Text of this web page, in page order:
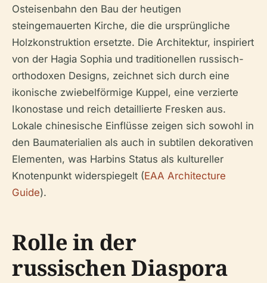
Osteisenbahn den Bau der heutigen
steingemauerten Kirche, die die ursprüngliche
Holzkonstruktion ersetzte. Die Architektur, inspiriert
von der Hagia Sophia und traditionellen russisch-
orthodoxen Designs, zeichnet sich durch eine
ikonische zwiebelförmige Kuppel, eine verzierte
Ikonostase und reich detaillierte Fresken aus.
Lokale chinesische Einflüsse zeigen sich sowohl in
den Baumaterialien als auch in subtilen dekorativen
Elementen, was Harbins Status als kultureller
Knotenpunkt widerspiegelt (EAA Architecture
Guide).
Rolle in der
russischen Diaspora